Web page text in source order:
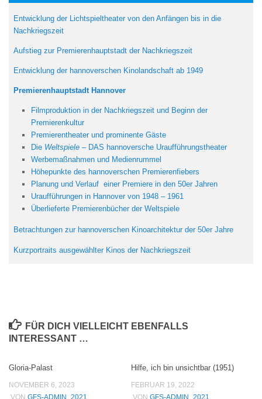
Entwicklung der Lichtspieltheater von den Anfängen bis in die
Nachkriegszeit
Aufstieg zur Premierenhauptstadt der Nachkriegszeit
Entwicklung der hannoverschen Kinolandschaft ab 1949
Premierenhauptstadt Hannover
Filmproduktion in der Nachkriegszeit und Beginn der
Premierenkultur
Premierentheater und prominente Gäste
Die Weltspiele – DAS hannoversche Uraufführungstheater
Werbemaßnahmen und Medienrummel
Höhepunkte des hannoverschen Premierenfiebers
Planung und Verlauf einer Premiere in den 50er Jahren
Uraufführungen in Hannover von 1948 – 1961
Überlieferte Premierenbücher der Weltspiele
Betrachtungen zur hannoverschen Kinoarchitektur der 50er Jahre
Kurzportraits ausgewählter Kinos der Nachkriegszeit
FÜR DICH VIELLEICHT EBENFALLS
INTERESSANT …
Gloria-Palast
NOVEMBER 6, 2023
VON GFS-ADMIN_2021
Hilfe, ich bin unsichtbar (1951)
FEBRUAR 19, 2022
VON GFS-ADMIN_2021